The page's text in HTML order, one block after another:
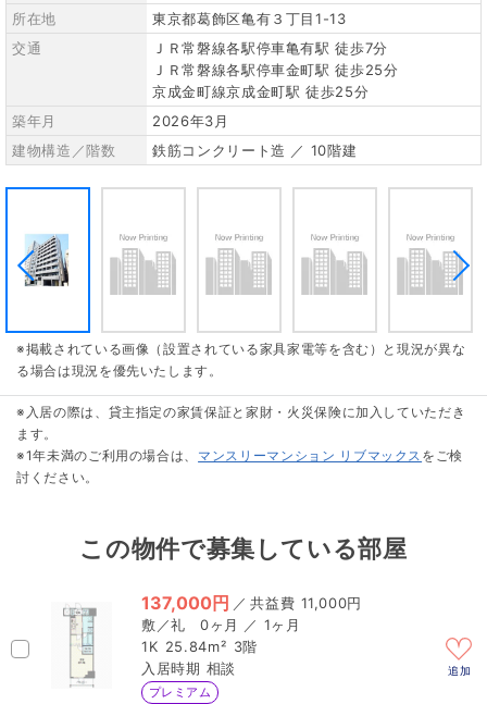
所在地
東京都葛飾区亀有３丁目1-13
交通
ＪＲ常磐線各駅停車亀有駅 徒歩7分
ＪＲ常磐線各駅停車金町駅 徒歩25分
京成金町線京成金町駅 徒歩25分
築年月
2026年3月
建物構造／階数
鉄筋コンクリート造 ／ 10階建
※掲載されている画像（設置されている家具家電等を含む）と現況が異な
る場合は現況を優先いたします。
※入居の際は、貸主指定の家賃保証と家財・火災保険に加入していただき
ます。
※1年未満のご利用の場合は、 マンスリーマンション リブマックス をご検
討ください。
この物件で募集している部屋
137,000円 ／
11,000円
0ヶ月 ／ 1ヶ月
1K 25.84m² 3階
相談
プレミアム
追加